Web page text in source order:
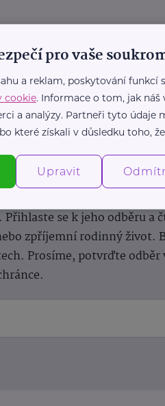
se k jeho odběru a
zpříjemní rodinný život.
Prosíme, potvrďte
pro vaše
a reklam, poskytování funkcí
cookie. Informace o tom, jak
a analýzy. Partneři tyto
které získali v důsledku toho,
Upravit